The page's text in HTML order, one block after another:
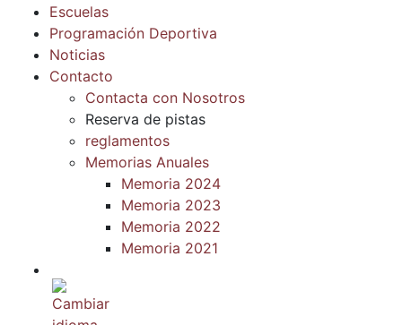
Escuelas
Programación Deportiva
Noticias
Contacto
Contacta con Nosotros
Reserva de pistas
reglamentos
Memorias Anuales
Memoria 2024
Memoria 2023
Memoria 2022
Memoria 2021